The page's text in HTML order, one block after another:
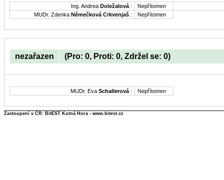
Ing. Andrea Doležalová :
Nepřítomen
MUDr. Zdenka Němečková Crkvenjaš : Nepřítomen
nezařazen (Pro: 0, Proti: 0, Zdržel se: 0)
MUDr. Eva Schallerová : Nepřítomen
Zastoupení v ČR: BitEST Kutná Hora - www.bitest.cz